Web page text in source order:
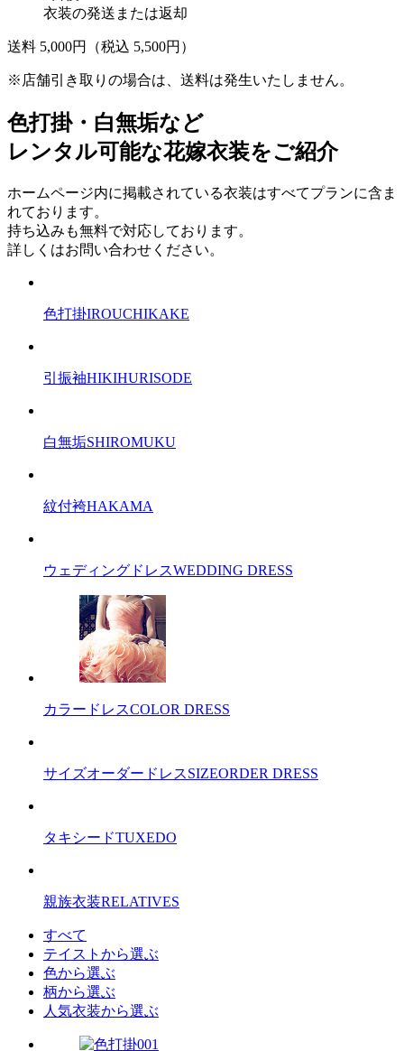
衣装の発送または返却
送料 5,000円 （税込 5,500円）
※店舗引き取りの場合は、送料は発生いたしません。
色打掛・白無垢など
レンタル可能な花嫁衣装をご紹介
ホームページ内に掲載されている衣装はすべてプランに含ま
れております。
持ち込みも無料で対応しております。
詳しくはお問い合わせください。
色打掛IROUCHIKAKE
引振袖HIKIHURISODE
白無垢SHIROMUKU
紋付袴HAKAMA
ウェディングドレスWEDDING DRESS
カラードレスCOLOR DRESS
サイズオーダードレスSIZEORDER DRESS
タキシードTUXEDO
親族衣装RELATIVES
すべて
テイストから選ぶ
色から選ぶ
柄から選ぶ
人気衣装から選ぶ